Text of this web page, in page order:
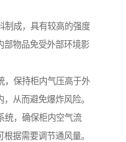
制成，具有较高的强度
部物品免受外部环境影
，保持柜内气压高于外
从而避免爆炸风险。
统，确保柜内空气流
据需要调节通风量。